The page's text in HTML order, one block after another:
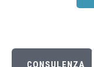
CONSULENZA